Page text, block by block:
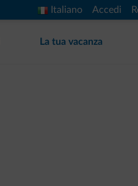
Italiano Accedi
La tua vacanza